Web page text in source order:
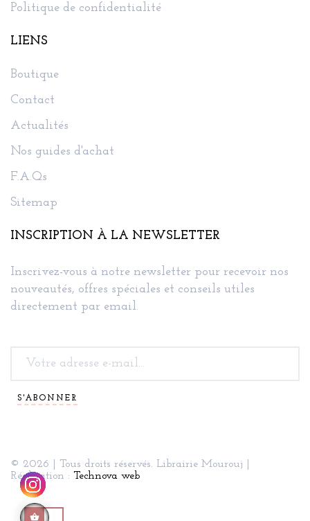
Politique de confidentialité
LIENS
Boutique
Contact
Actualités
Nos guides d'achat
F.A.Qs
Sitemap
INSCRIPTION À LA NEWSLETTER
Inscrivez-vous à notre newsletter pour recevoir nos
nouveautés, offres spéciales et conseils utiles
directement par email.
S'ABONNER
© 2026 | Tous droits réservés. Librairie Mourouj |
Réalisation : Technova web